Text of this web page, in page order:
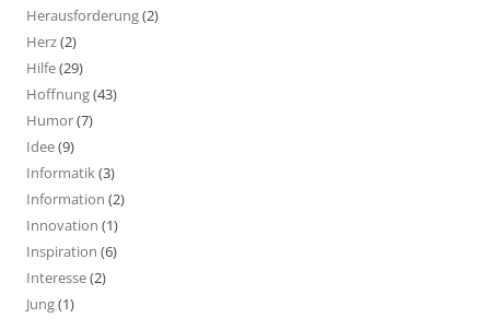
Herausforderung(2)
Herz(2)
Hilfe(29)
Hoffnung(43)
Humor(7)
Idee(9)
Informatik(3)
Information (2)
Innovation (1)
Inspiration (6)
Interesse(2)
Jung(1)